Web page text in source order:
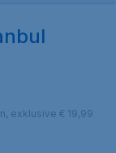
exklusive € 19,99